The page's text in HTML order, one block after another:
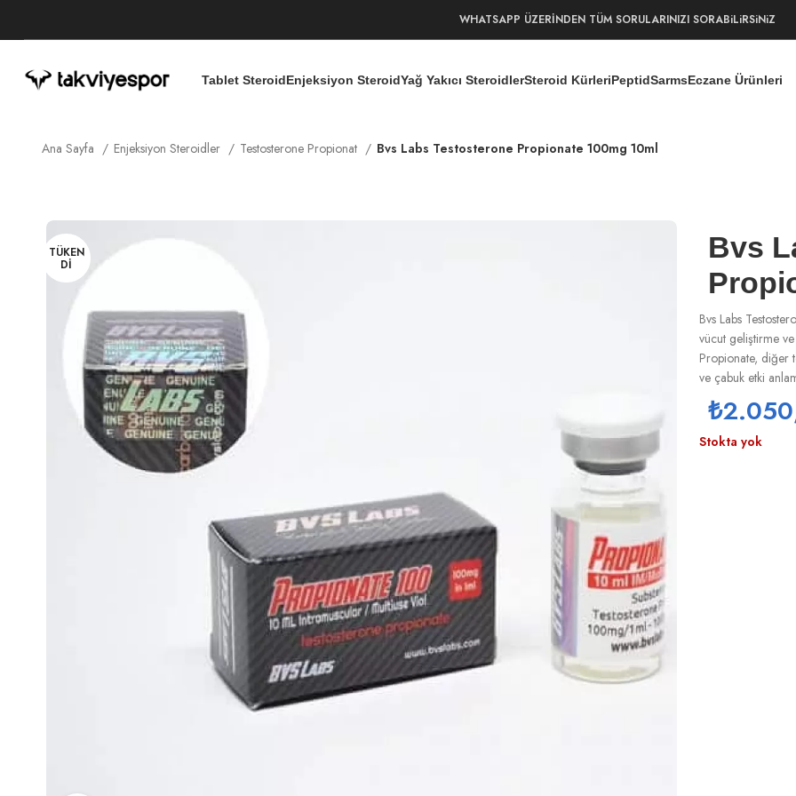
WHATSAPP ÜZERİNDEN TÜM SORULARINIZI SORABiLiRSiNiZ
Tablet SteroidEnjeksiyon SteroidYağ Yakıcı SteroidlerSteroid KürleriPeptidSarmsEczane Ürünleri
Ana Sayfa Enjeksiyon Steroidler Testosterone Propionat Bvs Labs Testosterone Propionate 100mg 10ml
TÜKEN
DI
Bvs
Bvs Labs
vücut geliştirme
Propionate, diğer
ve çabuk etki
₺
Stokta yok